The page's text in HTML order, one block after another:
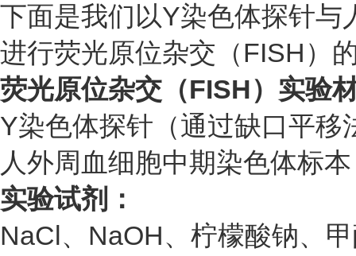
下面是我们以Y染色体探针
进行荧光原位杂交（FISH）
荧光原位杂交（FISH） 实验
Y染色体探针（通过缺口平移
人外周血细胞中期染色体标本
实验试剂：
NaCl、NaOH、柠檬酸钠、